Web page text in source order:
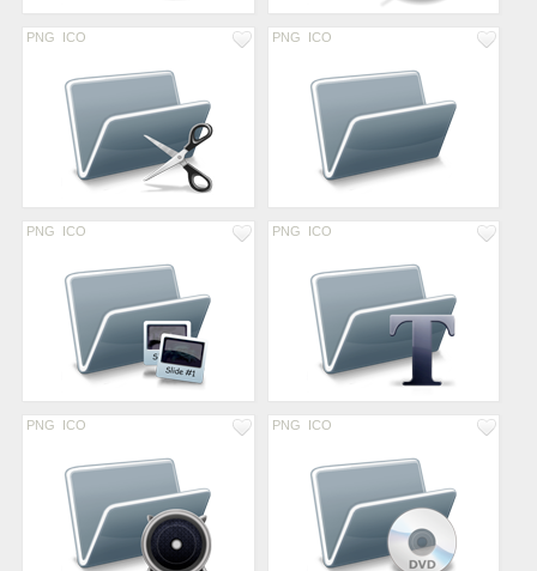
PNG ICO PNG ICO
PNG ICO PNG ICO
PNG ICO PNG ICO